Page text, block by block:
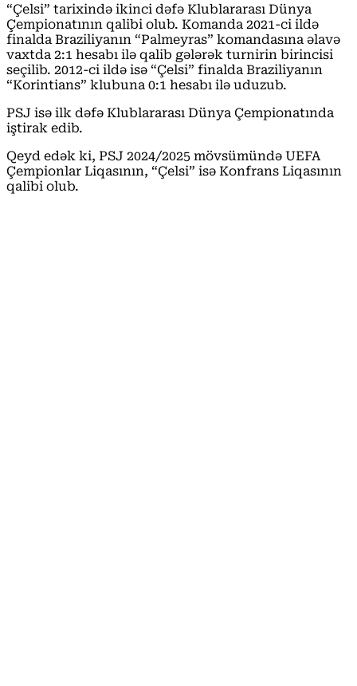
“Çelsi” tarixində ikinci dəfə Klublararası Dünya
Çempionatının qalibi olub. Komanda 2021-ci ildə
finalda Braziliyanın “Palmeyras” komandasına əlavə
vaxtda 2:1 hesabı ilə qalib gələrək turnirin birincisi
seçilib. 2012-ci ildə isə “Çelsi” finalda Braziliyanın
“Korintians” klubuna 0:1 hesabı ilə uduzub.
PSJ isə ilk dəfə Klublararası Dünya Çempionatında
iştirak edib.
Qeyd edək ki, PSJ 2024/2025 mövsümündə UEFA
Çempionlar Liqasının, “Çelsi” isə Konfrans Liqasının
qalibi olub.